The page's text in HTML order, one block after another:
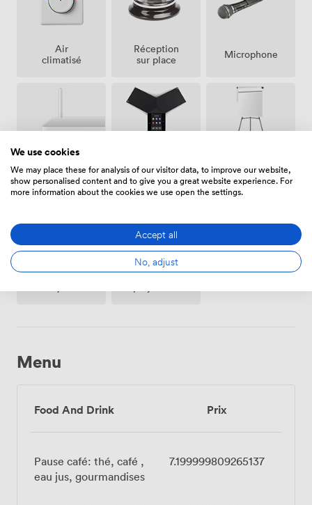
Air
climatisé
Réception
sur place
Microphone
Wifi
conférence
board
Papiers /
Vidéo-
Menu
Food And Drink Prix
Pause café: thé, café ,
eau jus, gourmandises
7.199999809265137
We use cookies
We may place these for analysis of our visitor data, to improve our website,
show personalised content and to give you a great website experience. For
more information about the cookies we use open the settings.
Accept all
No, adjust